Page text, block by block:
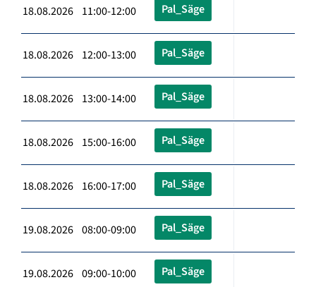
18.08.2026 11:00-12:00 Pal_Säge
18.08.2026 12:00-13:00 Pal_Säge
18.08.2026 13:00-14:00 Pal_Säge
18.08.2026 15:00-16:00 Pal_Säge
18.08.2026 16:00-17:00 Pal_Säge
19.08.2026 08:00-09:00 Pal_Säge
19.08.2026 09:00-10:00 Pal_Säge